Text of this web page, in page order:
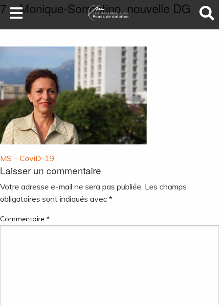
DEVENEZ MÉCÈNES
NOS PROJETS
ILS NOUS SOUTIENNENT
FAIRE UN DON
7 – Monique-Sorrentino_nouvelle DG
Navigation
de
l’article
MS – CoviD-19
Laisser un commentaire
Votre adresse e-mail ne sera pas publiée. Les champs
obligatoires sont indiqués avec *
Commentaire *